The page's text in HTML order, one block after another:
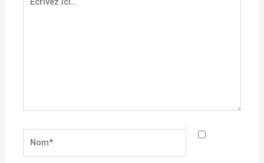
ici…